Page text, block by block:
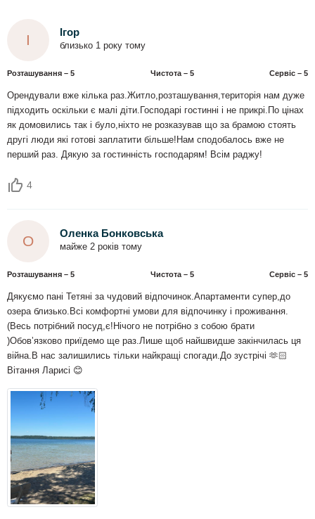
І Ігор
близько 1 року тому
Розташування – 5 Чистота – 5 Сервіс – 5
Орендували вже кілька раз.Житло,розташування,територія нам дуже
підходить оскільки є малі діти.Господарі гостинні і не прикрі.По цінах
як домовились так і було,ніхто не розказував що за брамою стоять
другі люди які готові заплатити більше!Нам сподобалось вже не
перший раз. Дякую за гостинність господарям! Всім раджу!
4
О Оленка Бонковська
майже 2 років тому
Розташування – 5 Чистота – 5 Сервіс – 5
Дякуємо пані Тетяні за чудовий відпочинок.Апартаменти супер,до
озера близько.Всі комфортні умови для відпочинку і проживання.
(Весь потрібний посуд,є!Нічого не потрібно з собою брати
)Обовʼязково приїдемо ще раз.Лише щоб найшвидше закінчилась ця
війна.В нас залишились тільки найкращі спогади.До зустрічі 🫶🏻
Вітання Ларисі 😊